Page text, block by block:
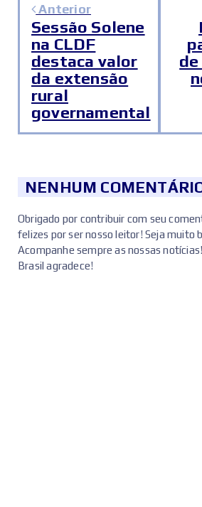
Anterior
Sessão Solene
na CLDF
destaca valor
da extensão
rural
governamental
NENHUM
Obrigado por contribuir com seu
felizes por ser nosso leitor! Seja muito
Acompanhe sempre as nossas
Brasil agradece!